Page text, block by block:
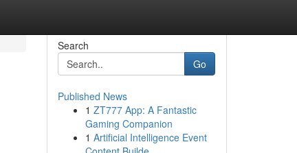
Search
Go
Published News
1 ZT777 App: A Fantastic
Gaming Companion
1 Artificial Intelligence Event